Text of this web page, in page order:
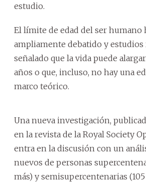
estudio.
El límite de edad del ser humano
ampliamente debatido y estudios
señalado que la vida puede
años o que, incluso, no hay una
marco teórico.
Una nueva investigación,
en la revista de la Royal Society
entra en la discusión con un
nuevos de personas
más) y semisupercentenarias (105